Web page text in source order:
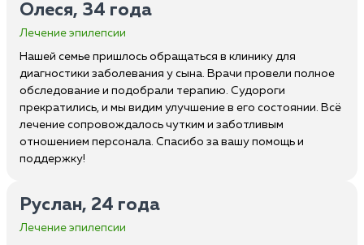
Олеся, 34 года
Лечение эпилепсии
Нашей семье пришлось обращаться в клинику для
диагностики заболевания у сына. Врачи провели полное
обследование и подобрали терапию. Судороги
прекратились, и мы видим улучшение в его состоянии. Всё
лечение сопровождалось чутким и заботливым
отношением персонала. Спасибо за вашу помощь и
поддержку!
Руслан, 24 года
Лечение эпилепсии